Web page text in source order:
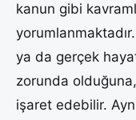
kanun gibi
ya da gerçek
zorunda
işaret edebilir.